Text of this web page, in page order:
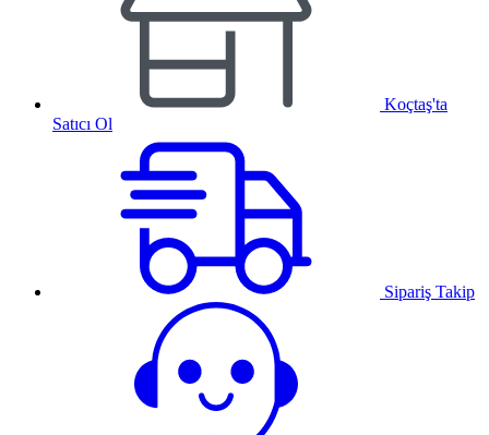
Koçtaş'ta
Satıcı Ol
Sipariş Takip